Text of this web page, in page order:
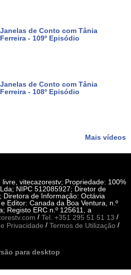
Janelas de Conto com Tânia
Ferreira - 109º Episódio
Janelas de Conto com Tânia
Ferreira - 108º Episódio
Mais vídeos
vitecazorestv; Propriedade: 100%
NIPC 512085927; Diretor de
Diretora de Informação: Octávia
Editor: Canada da Boa Ventura, n.º
Registo ERC n.º 125611, a
/ Tel. +351 295 51 51 13 /
Privacidade / Termos de Utilização /
para desktop